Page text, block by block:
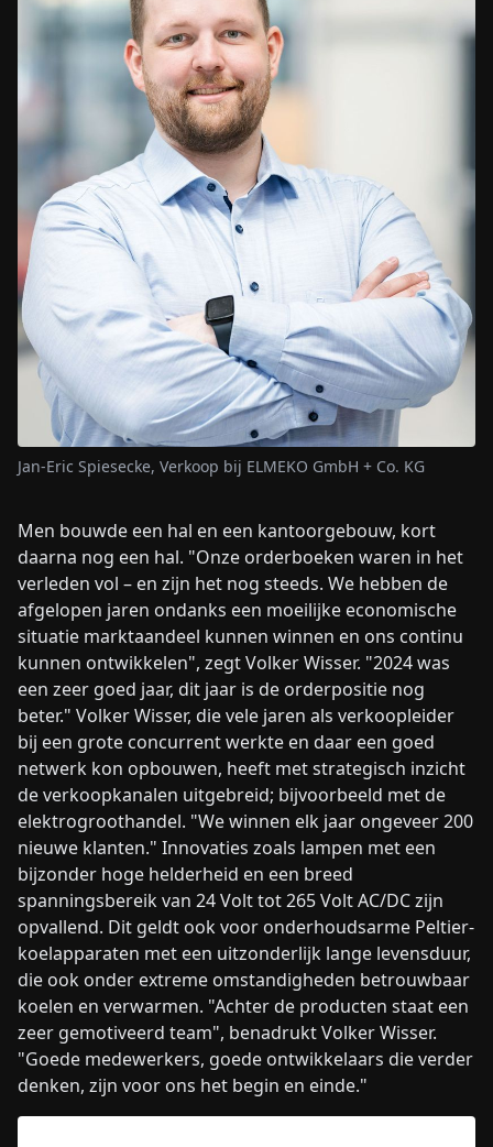
Men bouwde een hal en een kantoorgebouw, kort
daarna nog een hal. "Onze orderboeken waren in het
verleden vol – en zijn het nog steeds. We hebben de
afgelopen jaren ondanks een moeilijke economische
situatie marktaandeel kunnen winnen en ons continu
kunnen ontwikkelen", zegt Volker Wisser. "2024 was
een zeer goed jaar, dit jaar is de orderpositie nog
beter." Volker Wisser, die vele jaren als verkoopleider
bij een grote concurrent werkte en daar een goed
netwerk kon opbouwen, heeft met strategisch inzicht
de verkoopkanalen uitgebreid; bijvoorbeeld met de
elektrogroothandel. "We winnen elk jaar ongeveer 200
nieuwe klanten." Innovaties zoals lampen met een
bijzonder hoge helderheid en een breed
spanningsbereik van 24 Volt tot 265 Volt AC/DC zijn
opvallend. Dit geldt ook voor onderhoudsarme Peltier-
koelapparaten met een uitzonderlijk lange levensduur,
die ook onder extreme omstandigheden betrouwbaar
koelen en verwarmen. "Achter de producten staat een
zeer gemotiveerd team", benadrukt Volker Wisser.
"Goede medewerkers, goede ontwikkelaars die verder
denken, zijn voor ons het begin en einde."
Jan-Eric Spiesecke, Verkoop bij ELMEKO GmbH + Co. KG